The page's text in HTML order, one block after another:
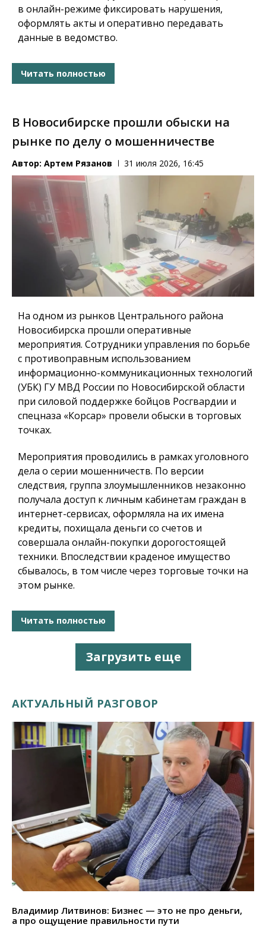
в онлайн-режиме фиксировать нарушения,
оформлять акты и оперативно передавать
данные в ведомство.
Читать полностью
В Новосибирске прошли обыски на
рынке по делу о мошенничестве
Автор: Артем Рязанов 31 июля 2026, 16:45
На одном из рынков Центрального района
Новосибирска прошли оперативные
мероприятия. Сотрудники управления по борьбе
с противоправным использованием
информационно-коммуникационных технологий
(УБК) ГУ МВД России по Новосибирской области
при силовой поддержке бойцов Росгвардии и
спецназа «Корсар» провели обыски в торговых
точках.
Мероприятия проводились в рамках уголовного
дела о серии мошенничеств. По версии
следствия, группа злоумышленников незаконно
получала доступ к личным кабинетам граждан в
интернет-сервисах, оформляла на их имена
кредиты, похищала деньги со счетов и
совершала онлайн-покупки дорогостоящей
техники. Впоследствии краденое имущество
сбывалось, в том числе через торговые точки на
этом рынке.
Читать полностью
Загрузить еще
АКТУАЛЬНЫЙ РАЗГОВОР
Владимир Литвинов: Бизнес — это не про деньги,
а про ощущение правильности пути